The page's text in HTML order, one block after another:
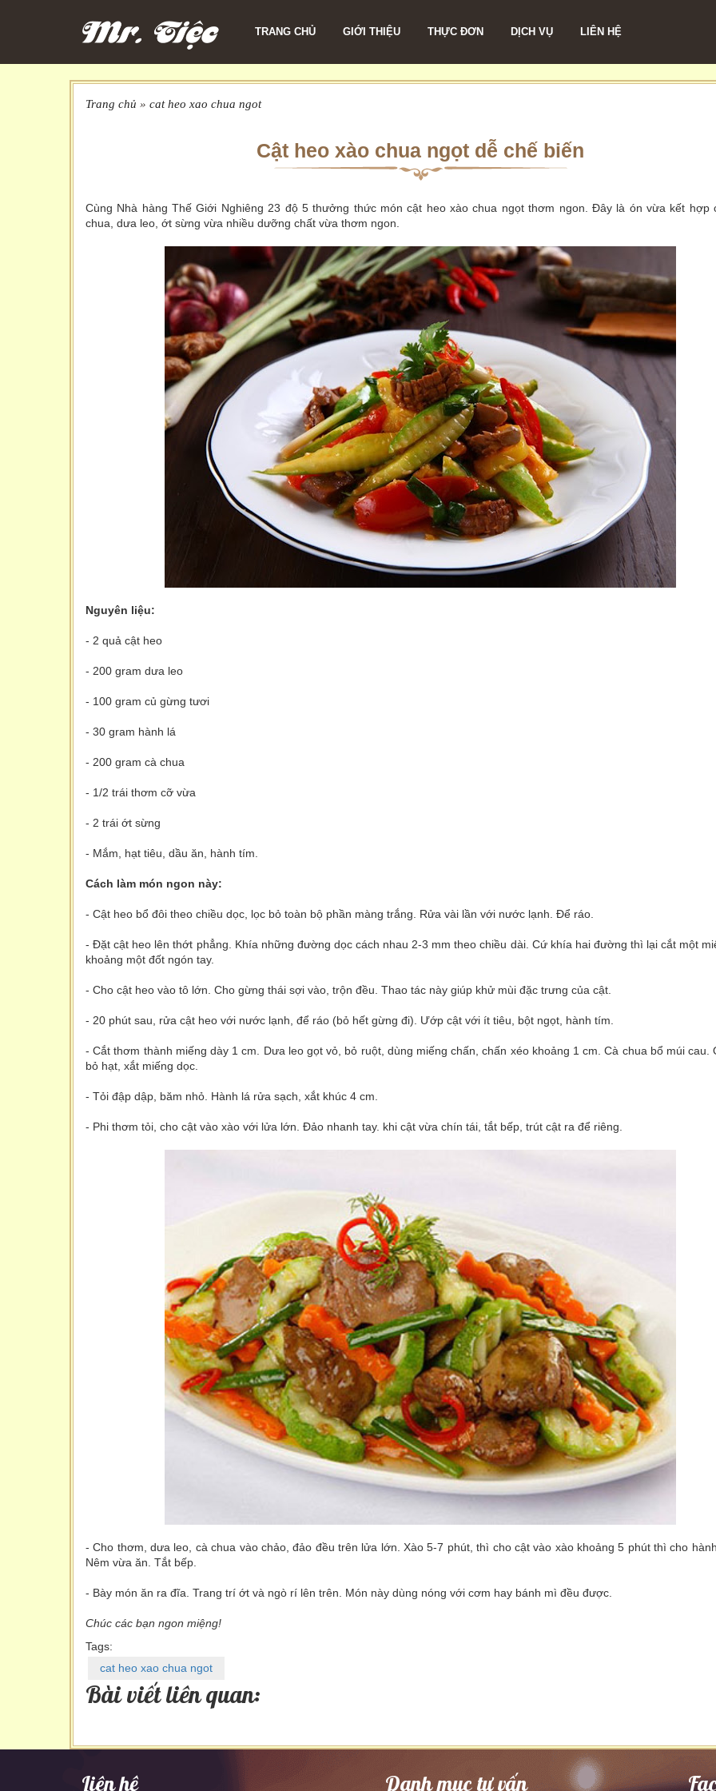
TRANG CHỦ GIỚI THIỆU THỰC ĐƠN DỊCH VỤ LIÊN HỆ
Trang chủ » cat heo xao chua ngot
Cật heo xào chua ngọt dễ chế biến
Cùng Nhà hàng Thế Giới Nghiêng 23 độ 5 thưởng thức món cật heo xào chua ngọt thơm ngon. Đây là ón vừa kết hợp
chua, dưa leo, ớt sừng vừa nhiều dưỡng chất vừa thơm ngon.
Nguyên liệu:
- 2 quả cật heo
- 200 gram dưa leo
- 100 gram củ gừng tươi
- 30 gram hành lá
- 200 gram cà chua
- 1/2 trái thơm cỡ vừa
- 2 trái ớt sừng
- Mắm, hạt tiêu, dầu ăn, hành tím.
Cách làm món ngon này:
- Cật heo bổ đôi theo chiều dọc, lọc bỏ toàn bộ phần màng trắng. Rửa vài lần với nước lạnh. Để ráo.
- Đặt cật heo lên thớt phẳng. Khía những đường dọc cách nhau 2-3 mm theo chiều dài. Cứ khía hai đường thì lại cắt một
khoảng một đốt ngón tay.
- Cho cật heo vào tô lớn. Cho gừng thái sợi vào, trộn đều. Thao tác này giúp khử mùi đặc trưng của cật.
- 20 phút sau, rửa cật heo với nước lạnh, để ráo (bỏ hết gừng đi). Ướp cật với ít tiêu, bột ngọt, hành tím.
- Cắt thơm thành miếng dày 1 cm. Dưa leo gọt vỏ, bỏ ruột, dùng miếng chấn, chấn xéo khoảng 1 cm. Cà chua bổ múi cau.
bỏ hạt, xắt miếng dọc.
- Tỏi đập dập, băm nhỏ. Hành lá rửa sạch, xắt khúc 4 cm.
- Phi thơm tỏi, cho cật vào xào với lửa lớn. Đảo nhanh tay. khi cật vừa chín tái, tắt bếp, trút cật ra để riêng.
- Cho thơm, dưa leo, cà chua vào chảo, đảo đều trên lửa lớn. Xào 5-7 phút, thì cho cật vào xào khoảng 5 phút thì cho
Nêm vừa ăn. Tắt bếp.
- Bày món ăn ra đĩa. Trang trí ớt và ngò rí lên trên. Món này dùng nóng với cơm hay bánh mì đều được.
Chúc các bạn ngon miệng!
Tags:
cat heo xao chua ngot
Bài viết liên quan:
Liên hệ Danh mục tư vấn